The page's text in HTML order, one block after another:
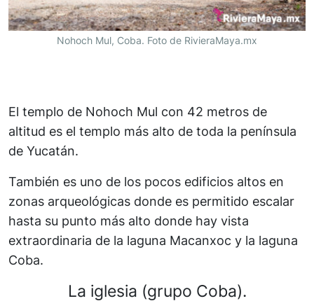
Nohoch Mul, Coba. Foto de RivieraMaya.mx
El templo de Nohoch Mul con 42 metros de
altitud es el templo más alto de toda la península
de Yucatán.
También es uno de los pocos edificios altos en
zonas arqueológicas donde es permitido escalar
hasta su punto más alto donde hay vista
extraordinaria de la laguna Macanxoc y la laguna
Coba.
La iglesia (grupo Coba).